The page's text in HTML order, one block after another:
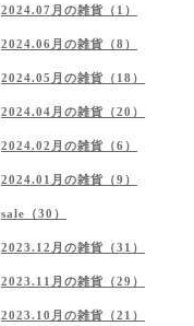
2024.07月の雑貨（1）
2024.06月の雑貨（8）
2024.05月の雑貨（18）
2024.04月の雑貨（20）
2024.02月の雑貨（6）
2024.01月の雑貨（9）
sale（30）
2023.12月の雑貨（31）
2023.11月の雑貨（29）
2023.10月の雑貨（21）